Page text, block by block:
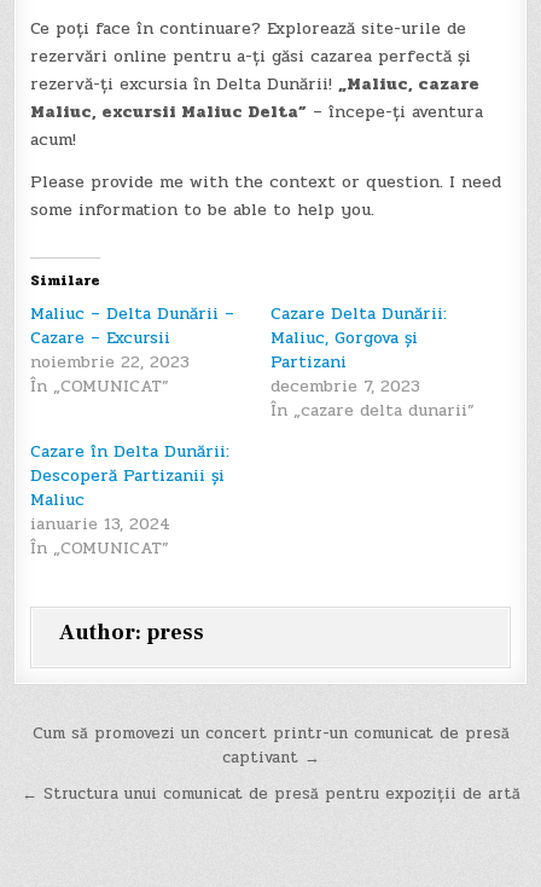
Ce poți face în continuare? Explorează site-urile de
rezervări online pentru a-ți găsi cazarea perfectă și
rezervă-ți excursia în Delta Dunării!„Maliuc, cazare
Maliuc, excursii Maliuc Delta” – începe-ți aventura
acum!
Please provide me with the context or question. I need
some information to be able to help you.
Similare
Maliuc – Delta Dunării –
Cazare – Excursii
noiembrie 22, 2023
În „COMUNICAT”
Cazare Delta Dunării:
Maliuc, Gorgova și
Partizani
decembrie 7, 2023
În „cazare delta dunarii”
Cazare în Delta Dunării:
Descoperă Partizanii și
Maliuc
ianuarie 13, 2024
În „COMUNICAT”
Author: press
Navigare
articole
Cum să promovezi un concert printr-un comunicat de presă
captivant →
← Structura unui comunicat de presă pentru expoziții de artă